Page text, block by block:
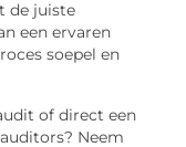
de juiste
een ervaren
soepel en
of direct een
Neem